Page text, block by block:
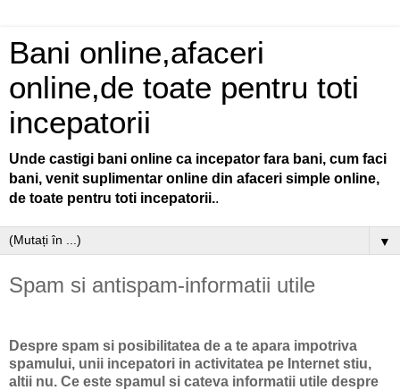
Bani online,afaceri
online,de toate pentru toti
incepatorii
Unde castigi bani online ca incepator fara bani, cum faci
bani, venit suplimentar online din afaceri simple online,
de toate pentru toti incepatorii..
▼
Spam si antispam-informatii utile
Despre spam si posibilitatea de a te apara impotriva
spamului, unii incepatori in activitatea pe Internet stiu,
altii nu. Ce este spamul si cateva informatii utile despre